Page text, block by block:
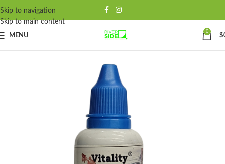
Skip to navigation
Skip to main content
MENU
0
$